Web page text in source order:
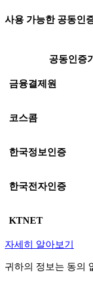
사용 가능한 공동인
공동인증
금융결제원
코스콤
한국정보인증
한국전자인증
KTNET
자세히 알아보기
귀하의 정보는 동의